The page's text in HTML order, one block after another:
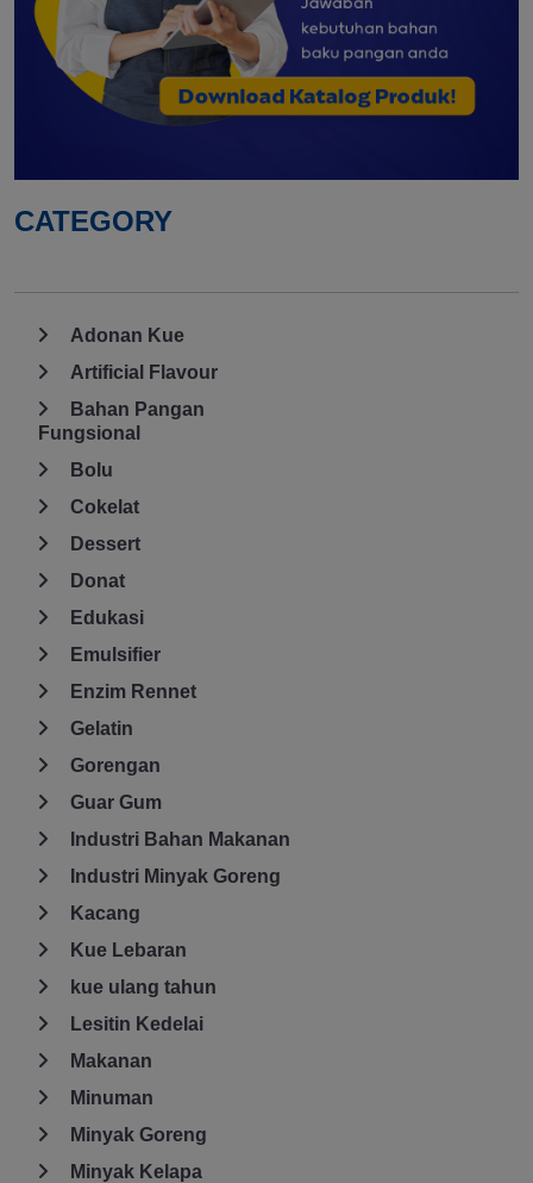
CATEGORY
Adonan Kue
Artificial Flavour
Bahan Pangan
Fungsional
Bolu
Cokelat
Dessert
Donat
Edukasi
Emulsifier
Enzim Rennet
Gelatin
Gorengan
Guar Gum
Industri Bahan Makanan
Industri Minyak Goreng
Kacang
Kue Lebaran
kue ulang tahun
Lesitin Kedelai
Makanan
Minuman
Minyak Goreng
Minyak Kelapa